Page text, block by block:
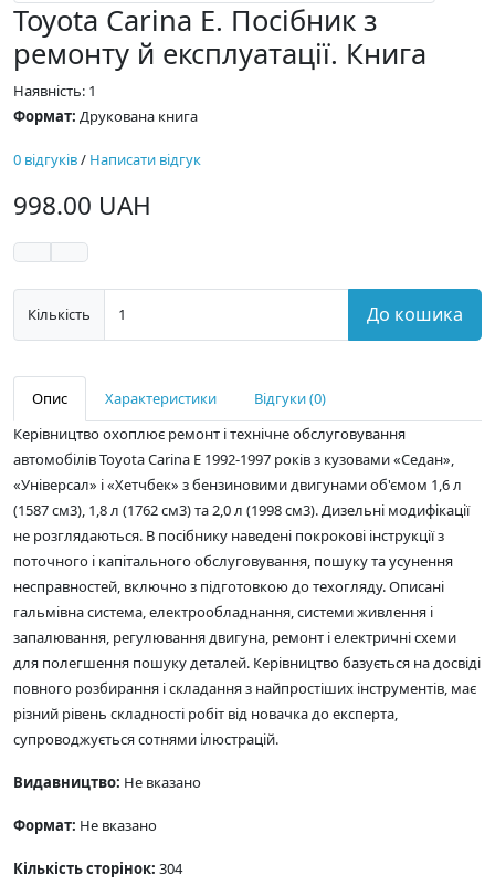
Toyota Carina E. Посібник з
ремонту й експлуатації. Книга
Наявність: 1
Формат: Друкована книга
0 відгуків/ Написати відгук
998.00 UAH
Кількість До кошика
Опис Характеристики
Відгуки (0)
Керівництво охоплює ремонт і технічне обслуговування
автомобілів Toyota Carina E 1992-1997 років з кузовами «Седан»,
«Універсал» і «Хетчбек» з бензиновими двигунами об'ємом 1,6 л
(1587 см3), 1,8 л (1762 см3) та 2,0 л (1998 см3). Дизельні модифікації
не розглядаються. В посібнику наведені покрокові інструкції з
поточного і капітального обслуговування, пошуку та усунення
несправностей, включно з підготовкою до техогляду. Описані
гальмівна система, електрообладнання, системи живлення і
запалювання, регулювання двигуна, ремонт і електричні схеми
для полегшення пошуку деталей. Керівництво базується на досвіді
повного розбирання і складання з найпростіших інструментів, має
різний рівень складності робіт від новачка до експерта,
супроводжується сотнями ілюстрацій.
Видавництво: Не вказано
Формат: Не вказано
Кількість сторінок: 304